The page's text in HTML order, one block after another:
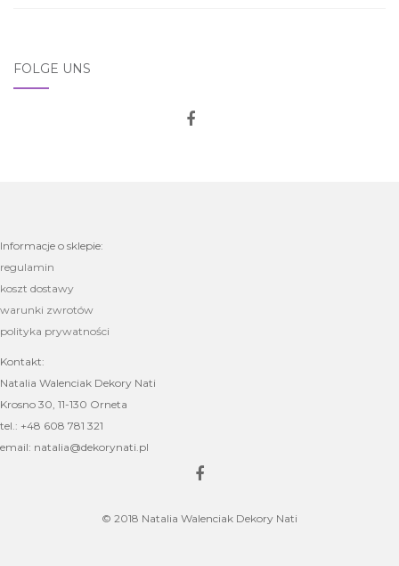
FOLGE UNS
Informacje o sklepie:
regulamin
koszt dostawy
warunki zwrotów
polityka prywatności
Kontakt:
Natalia Walenciak Dekory Nati
Krosno 30, 11-130 Orneta
tel.: +48 608 781 321
email: natalia@dekorynati.pl
© 2018 Natalia Walenciak Dekory Nati